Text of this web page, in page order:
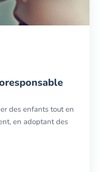
des enfants tout en
en adoptant des